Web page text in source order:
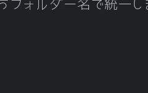
フォルダー名で統一し